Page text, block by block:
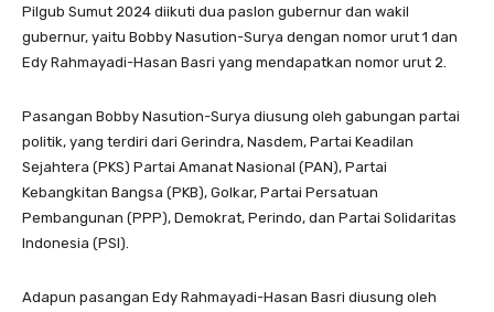
Pilgub Sumut 2024 diikuti dua paslon gubernur dan wakil
gubernur, yaitu Bobby Nasution-Surya dengan nomor urut 1 dan
Edy Rahmayadi-Hasan Basri yang mendapatkan nomor urut 2.
Pasangan Bobby Nasution-Surya diusung oleh gabungan partai
politik, yang terdiri dari Gerindra, Nasdem, Partai Keadilan
Sejahtera (PKS) Partai Amanat Nasional (PAN), Partai
Kebangkitan Bangsa (PKB), Golkar, Partai Persatuan
Pembangunan (PPP), Demokrat, Perindo, dan Partai Solidaritas
Indonesia (PSI).
Adapun pasangan Edy Rahmayadi-Hasan Basri diusung oleh